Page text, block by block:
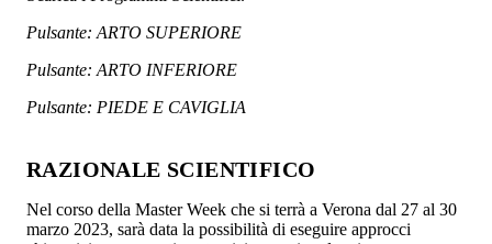
Pulsante: ARTO SUPERIORE
Pulsante: ARTO INFERIORE
Pulsante: PIEDE E CAVIGLIA
RAZIONALE SCIENTIFICO
Nel corso della Master Week che si terrà a Verona dal 27 al 30
marzo 2023, sarà data la possibilità di eseguire approcci